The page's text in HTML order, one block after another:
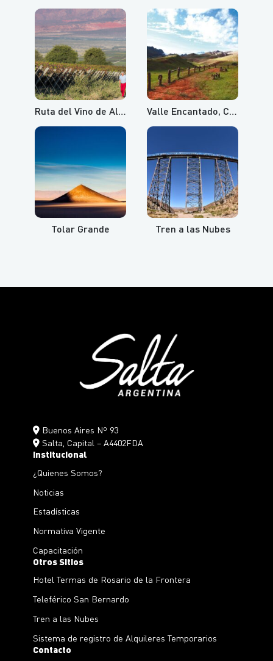
Ruta del Vino de Altura Valle Encantado, Cuesta del Obispo y Recta del Tin Tin
Tolar Grande Tren a las Nubes
Buenos Aires Nº 93
Salta, Capital – A4402FDA
Institucional
¿Quienes Somos?
Noticias
Estadísticas
Normativa Vigente
Capacitación
Otros Sitios
Hotel Termas de Rosario de la Frontera
Teleférico San Bernardo
Tren a las Nubes
Sistema de registro de Alquileres Temporarios
Contacto